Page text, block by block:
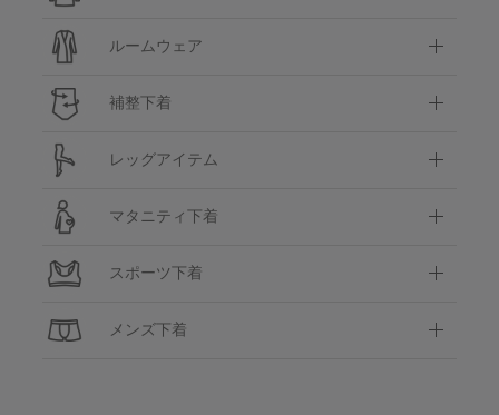
ルームウェア
補整下着
レッグアイテム
マタニティ下着
スポーツ下着
メンズ下着